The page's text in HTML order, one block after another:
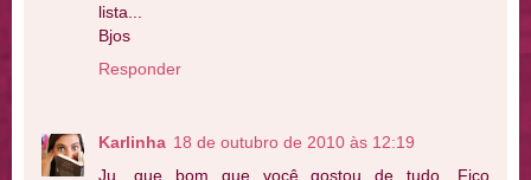
lista...
Bjos
Responder
Karlinha 18 de outubro de 2010 às 12:19
Ju, que bom que você gostou de tudo. Fico